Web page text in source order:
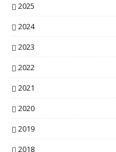
2025
2024
2023
2022
2021
2020
2019
2018